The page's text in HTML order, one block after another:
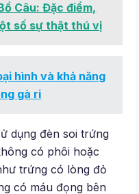
Câu: Đặc điểm,
số sự thật thú vị
hình và khả năng
gà ri
dụng đèn soi trứng
có phôi hoặc
trứng có lòng đỏ
có máu đọng bên